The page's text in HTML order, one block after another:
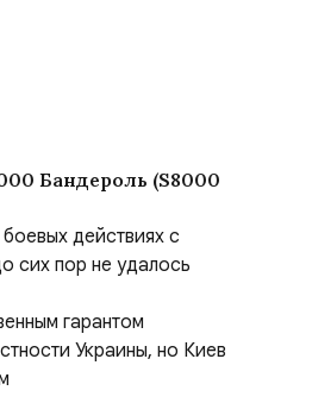
Бандероль (S8000
действиях с
сих пор не удалось